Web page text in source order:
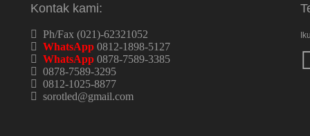
Kontak kami:
Ph/Fax (021)-62321052
WhatsApp 0812-1898-5127
WhatsApp 0878-7589-3385
0878-7589-3295
0812-1025-8877
sorotled@gmail.com